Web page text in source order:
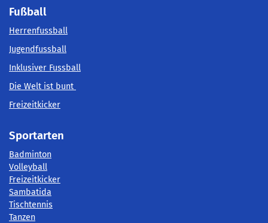
Fußball
Herrenfussball
Jugendfussball
Inklusiver Fussball
Die Welt ist bunt
Freizeitkicker
Sportarten
Badminton
Volleyball
Freizeitkicker
Sambatida
Tischtennis
Tanzen